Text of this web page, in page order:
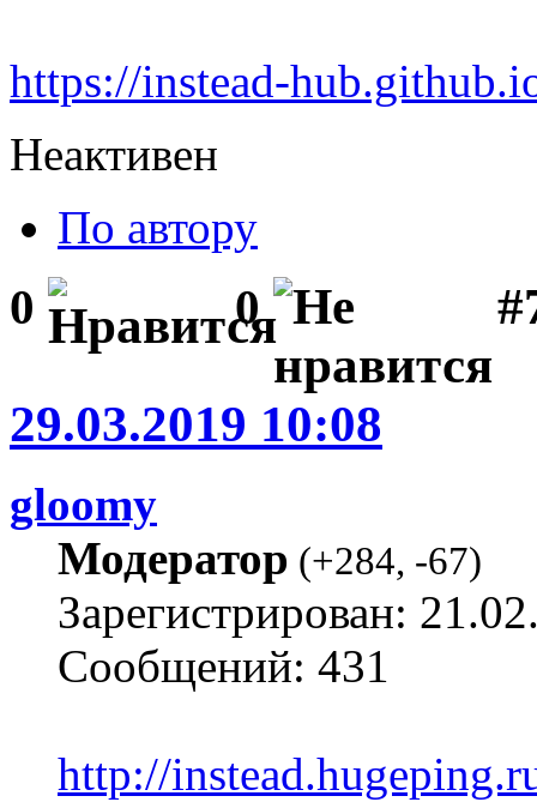
https://instead-
Неактивен
По автору
0 0
29.03.2019 10:08
gloomy
Модератор (+284, -67)
Зарегистрирован:
Сообщений: 431
http://